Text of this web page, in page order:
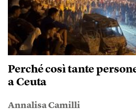
Perché così tante
a Ceuta
Annalisa Camilli